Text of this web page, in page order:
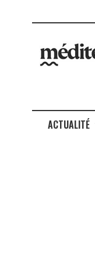
ACTUALITÉ